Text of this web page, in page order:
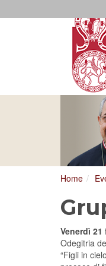
8/17/
Home
Venerdì
Odegitria
“Figli in